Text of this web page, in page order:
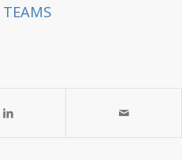
TEAMS